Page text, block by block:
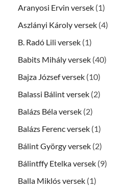
Aranyosi Ervin versek (1)
Aszlányi Károly versek (4)
B. Radó Lili versek (1)
Babits Mihály versek (40)
Bajza József versek (10)
Balassi Bálint versek (2)
Balázs Béla versek (2)
Balázs Ferenc versek (1)
Bálint György versek (2)
Bálintffy Etelka versek (9)
Balla Miklós versek (1)